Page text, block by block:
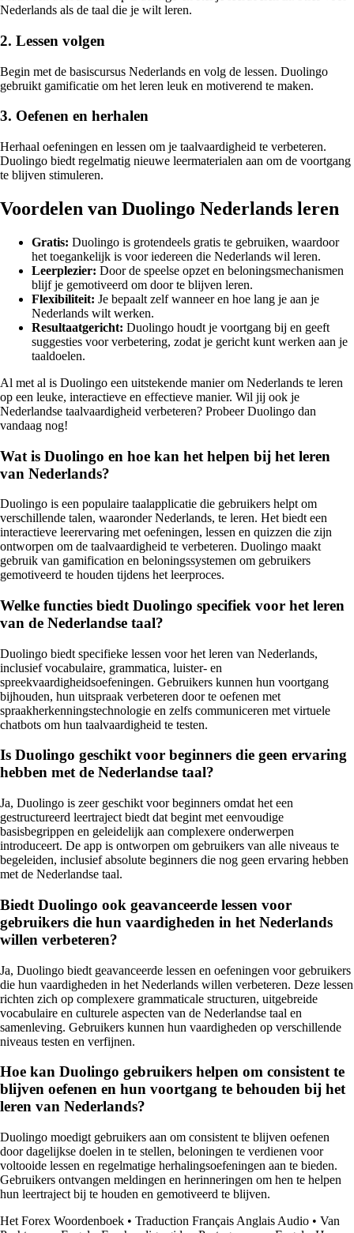
Nederlands als de taal die je wilt leren.
2. Lessen volgen
Begin met de basiscursus Nederlands en volg de lessen. Duolingo
gebruikt gamificatie om het leren leuk en motiverend te maken.
3. Oefenen en herhalen
Herhaal oefeningen en lessen om je taalvaardigheid te verbeteren.
Duolingo biedt regelmatig nieuwe leermaterialen aan om de voortgang
te blijven stimuleren.
Voordelen van Duolingo Nederlands leren
Gratis: Duolingo is grotendeels gratis te gebruiken, waardoor
het toegankelijk is voor iedereen die Nederlands wil leren.
Leerplezier: Door de speelse opzet en beloningsmechanismen
blijf je gemotiveerd om door te blijven leren.
Flexibiliteit: Je bepaalt zelf wanneer en hoe lang je aan je
Nederlands wilt werken.
Resultaatgericht: Duolingo houdt je voortgang bij en geeft
suggesties voor verbetering, zodat je gericht kunt werken aan je
taaldoelen.
Al met al is Duolingo een uitstekende manier om Nederlands te leren
op een leuke, interactieve en effectieve manier. Wil jij ook je
Nederlandse taalvaardigheid verbeteren? Probeer Duolingo dan
vandaag nog!
Wat is Duolingo en hoe kan het helpen bij het leren
van Nederlands?
Duolingo is een populaire taalapplicatie die gebruikers helpt om
verschillende talen, waaronder Nederlands, te leren. Het biedt een
interactieve leerervaring met oefeningen, lessen en quizzen die zijn
ontworpen om de taalvaardigheid te verbeteren. Duolingo maakt
gebruik van gamification en beloningssystemen om gebruikers
gemotiveerd te houden tijdens het leerproces.
Welke functies biedt Duolingo specifiek voor het leren
van de Nederlandse taal?
Duolingo biedt specifieke lessen voor het leren van Nederlands,
inclusief vocabulaire, grammatica, luister- en
spreekvaardigheidsoefeningen. Gebruikers kunnen hun voortgang
bijhouden, hun uitspraak verbeteren door te oefenen met
spraakherkenningstechnologie en zelfs communiceren met virtuele
chatbots om hun taalvaardigheid te testen.
Is Duolingo geschikt voor beginners die geen ervaring
hebben met de Nederlandse taal?
Ja, Duolingo is zeer geschikt voor beginners omdat het een
gestructureerd leertraject biedt dat begint met eenvoudige
basisbegrippen en geleidelijk aan complexere onderwerpen
introduceert. De app is ontworpen om gebruikers van alle niveaus te
begeleiden, inclusief absolute beginners die nog geen ervaring hebben
met de Nederlandse taal.
Biedt Duolingo ook geavanceerde lessen voor
gebruikers die hun vaardigheden in het Nederlands
willen verbeteren?
Ja, Duolingo biedt geavanceerde lessen en oefeningen voor gebruikers
die hun vaardigheden in het Nederlands willen verbeteren. Deze lessen
richten zich op complexere grammaticale structuren, uitgebreide
vocabulaire en culturele aspecten van de Nederlandse taal en
samenleving. Gebruikers kunnen hun vaardigheden op verschillende
niveaus testen en verfijnen.
Hoe kan Duolingo gebruikers helpen om consistent te
blijven oefenen en hun voortgang te behouden bij het
leren van Nederlands?
Duolingo moedigt gebruikers aan om consistent te blijven oefenen
door dagelijkse doelen in te stellen, beloningen te verdienen voor
voltooide lessen en regelmatige herhalingsoefeningen aan te bieden.
Gebruikers ontvangen meldingen en herinneringen om hen te helpen
hun leertraject bij te houden en gemotiveerd te blijven.
Het Forex Woordenboek • Traduction Français Anglais Audio • Van